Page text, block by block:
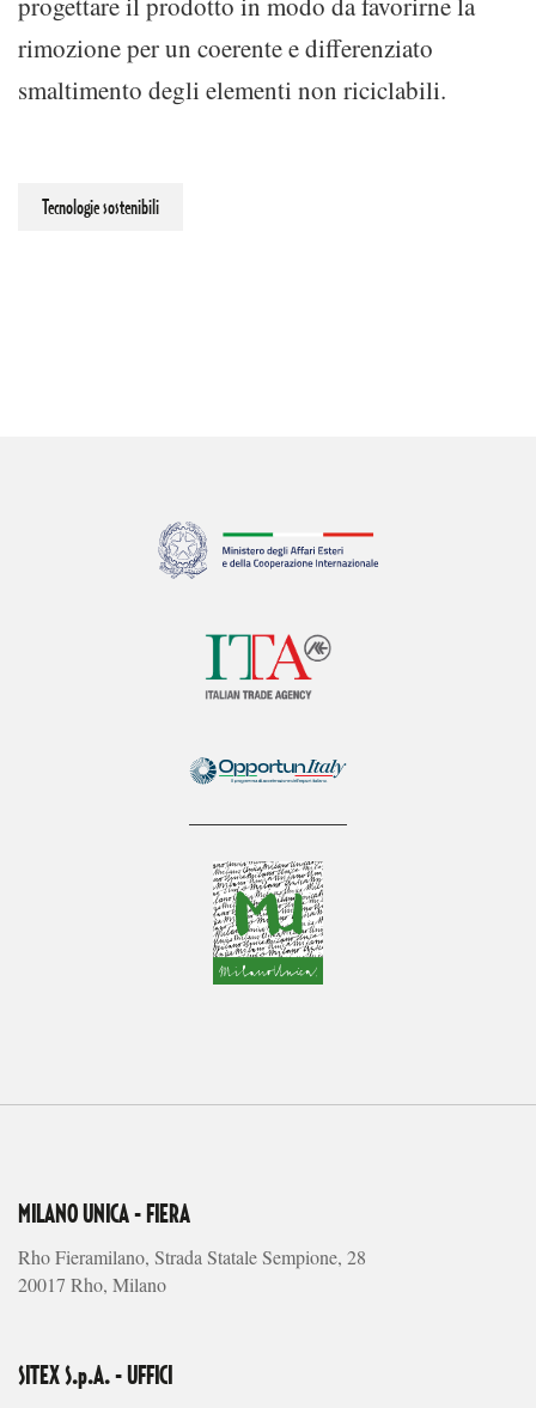
rimozione per un coerente e differenziato
smaltimento degli elementi non riciclabili.
Tecnologie sostenibili
MILANO UNICA - FIERA
Rho Fieramilano, Strada Statale Sempione, 28
20017 Rho, Milano
SITEX S.p.A. - UFFICI